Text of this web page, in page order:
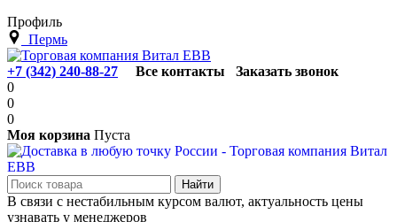
Профиль
Пермь
+7 (342) 240-88-27 Все контакты
Заказать звонок
0
0
0
Моя корзина Пуста
В связи с нестабильным курсом валют, актуальность цены
узнавать у менеджеров